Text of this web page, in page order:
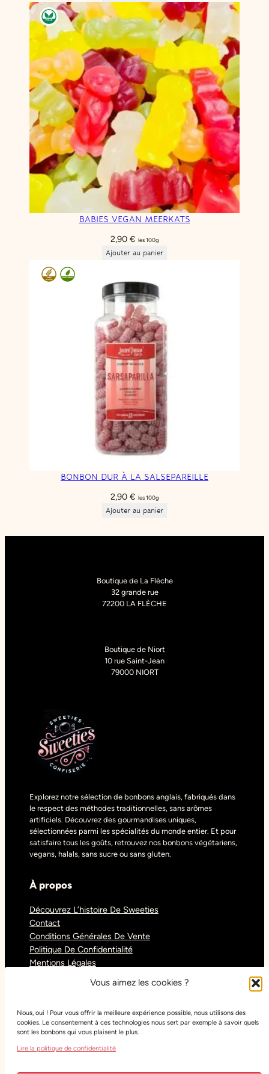
Vous aimez les cookies ?
Nous, oui ! Pour vous offrir la meilleure expérience possible, nous utilisons des
cookies. Le consentement à ces technologies nous sert par exemple à savoir quels
sont les bonbons qui vous plaisent le plus.
Lire la politique de confidentialité
BABIES VEGAN MEERKATS
2,90 € les 100g
Ajouter au panier
BONBON DUR À LA SALSEPAREILLE
2,90 € les 100g
Ajouter au panier
Boutique de La Flèche
32 grande rue
72200 LA FLÈCHE
Boutique de Niort
10 rue Saint-Jean
79000 NIORT
Explorez notre sélection de bonbons anglais, fabriqués dans
le respect des méthodes traditionnelles, sans arômes
artificiels. Découvrez des gourmandises uniques,
sélectionnées parmi les spécialités du monde entier. Et pour
satisfaire tous les goûts, retrouvez nos bonbons végétariens,
vegans, halals, sans sucre ou sans gluten.
À propos
Découvrez L’histoire De Sweeties
Contact
Conditions Générales De Vente
Politique De Confidentialité
Mentions Légales
Réseaux sociaux
Instagram